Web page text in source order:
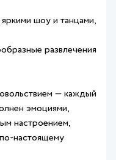
яркими шоу и танцами,
развлечения
— каждый
эмоциями,
настроением,
настоящему